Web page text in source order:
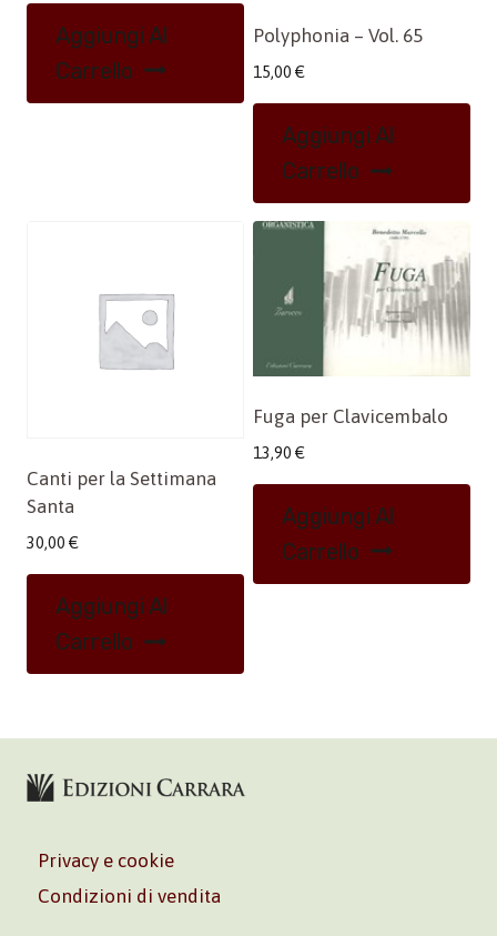
Aggiungi Al
Carrello
Polyphonia – Vol. 65
15,00 €
Aggiungi Al
Carrello
Canti per la Settimana
Santa
30,00 €
Aggiungi Al
Carrello
Fuga per Clavicembalo
13,90 €
Aggiungi Al
Carrello
Privacy e cookie
Condizioni di vendita